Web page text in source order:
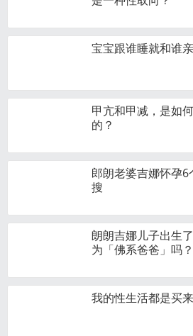
宝宝跟谁睡就和谁
甲亢和甲减，是如
的？
郎朗老婆吉娜怀孕6
搜
朗朗吉娜儿子出生
为「佛系爸爸」吗？
我的性生活都是买